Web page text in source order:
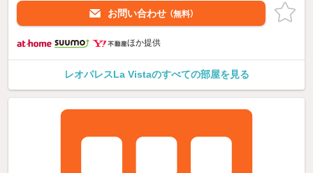
お問い合わせ （無料）
ほか提供
レオパレスLa Vistaのすべての部屋を見る